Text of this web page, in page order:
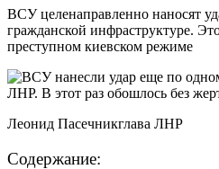
ВСУ целенаправленно наносят
гражданской инфраструктуре.
преступном киевском режиме
Леонид Пасечникглава ЛНР
Содержание: